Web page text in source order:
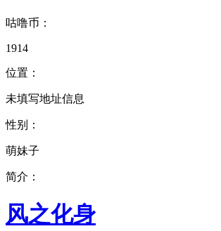
咕噜币：
1914
位置：
未填写地址信息
性别：
萌妹子
简介：
风之化身